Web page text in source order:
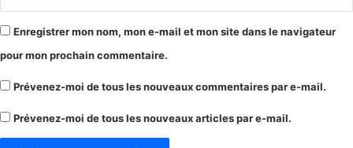
Enregistrer mon nom, mon e-mail et mon site dans le navigateur
pour mon prochain commentaire.
Prévenez-moi de tous les nouveaux commentaires par e-mail.
Prévenez-moi de tous les nouveaux articles par e-mail.